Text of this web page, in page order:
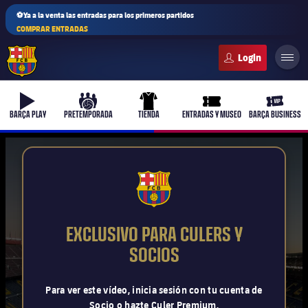
⚽Ya a la venta las entradas para los primeros partidos
COMPRAR ENTRADAS
b-play
BARÇA PLAY
culers-ball
PRETEMPORADA
uniform
TIENDA
ticket-full
ENTRADAS Y MUSEO
ticket-
BARÇA BUSINESS
Actualidad
Barça Atlètic
plusicon
más
FCB Barcelona badge
EXCLUSIVO PARA CULERS Y
SOCIOS
Para ver este vídeo, inicia sesión con tu cuenta de
Socio o hazte Culer Premium.